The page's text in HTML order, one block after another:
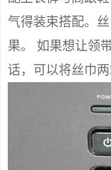
气得装束搭配。
果。 如果想让领
话，可以将丝巾